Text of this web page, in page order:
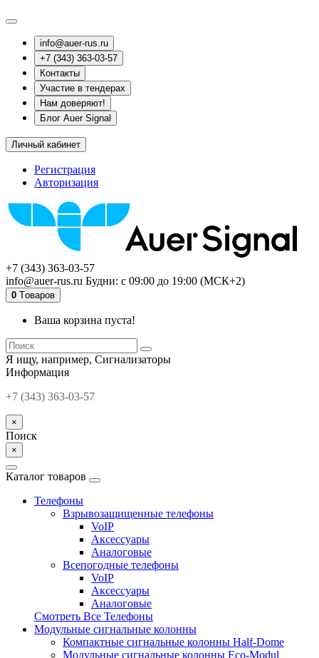
info@auer-rus.ru
+7 (343) 363-03-57
Контакты
Участие в тендерах
Нам доверяют!
Блог Auer Signal
Личный кабинет
Регистрация
Авторизация
+7 (343) 363-03-57
info@auer-rus.ru Будни: с 09:00 до 19:00 (МСК+2)
0 Tоваров
Ваша корзина пуста!
Я ищу, например, Сигнализаторы
Информация
+7 (343) 363-03-57
×
Поиск
×
Каталог товаров
Телефоны
Взрывозащищенные телефоны
VoIP
Аксессуары
Аналоговые
Всепогодные телефоны
VoIP
Аксессуары
Аналоговые
Смотреть Все Телефоны
Модульные сигнальные колонны
Компактные сигнальные колонны Half-Dome
Модульные сигнальные колонны Eco-Modul